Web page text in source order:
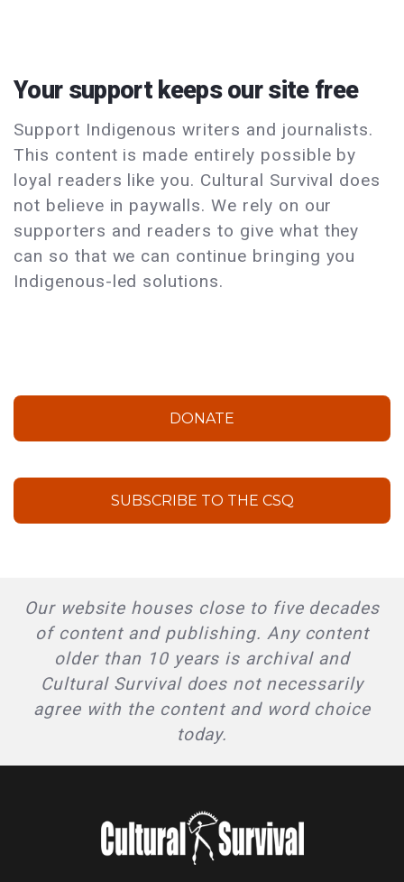
Your support keeps our site free
Support Indigenous writers and journalists.
This content is made entirely possible by
loyal readers like you. Cultural Survival does
not believe in paywalls. We rely on our
supporters and readers to give what they
can so that we can continue bringing you
Indigenous-led solutions.
DONATE
SUBSCRIBE TO THE CSQ
Our website houses close to five decades
of content and publishing. Any content
older than 10 years is archival and
Cultural Survival does not necessarily
agree with the content and word choice
today.